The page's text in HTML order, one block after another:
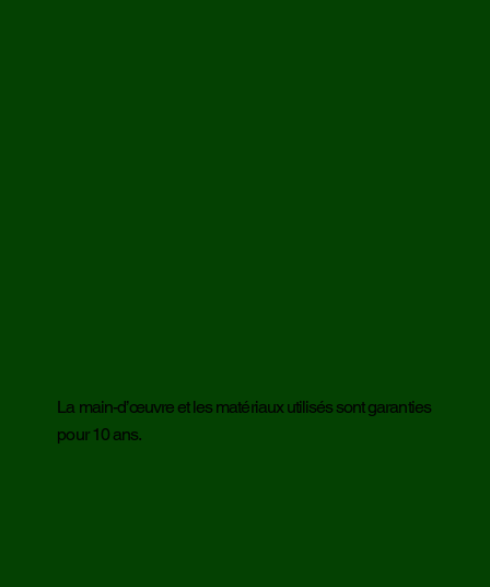
La main-d’œuvre et les matériaux utilisés sont garanties
pour 10 ans.